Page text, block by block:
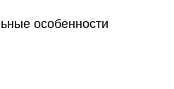
особенности